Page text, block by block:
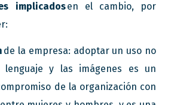
implicadosen el cambio, por
de la empresa: adoptar un uso no
lenguaje y las imágenes es un
de la organización con